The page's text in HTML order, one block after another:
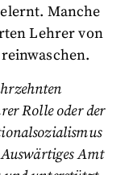
Manche
Lehrer von
Rolle oder der
Amt